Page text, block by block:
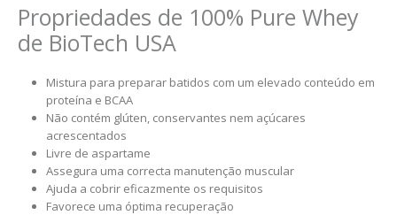
Propriedades de 100% Pure Whey
de BioTech USA
Mistura para preparar batidos com um elevado conteúdo em
proteína e BCAA
Não contém glúten, conservantes nem açúcares
acrescentados
Livre de aspartame
Assegura uma correcta manutenção muscular
Ajuda a cobrir eficazmente os requisitos
Favorece uma óptima recuperação